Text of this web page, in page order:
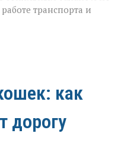
транспорта и
как
дорогу